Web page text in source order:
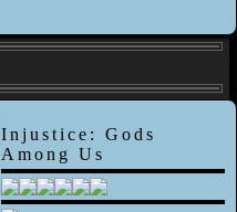
Injustice: Gods
Among Us